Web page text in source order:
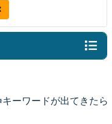
ーワードが出てきたら